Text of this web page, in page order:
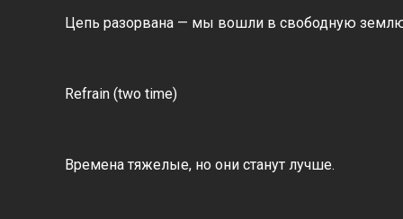
Цепь разорвана — мы вошли в свободную
Refrain (two time)
Времена тяжелые, но они станут лучше.